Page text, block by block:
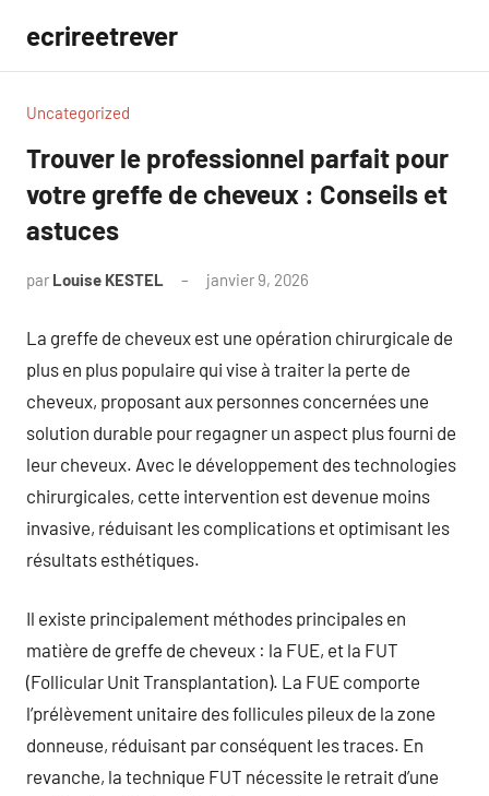
contenu
ecrireetrever
Uncategorized
Trouver le professionnel parfait pour
votre greffe de cheveux : Conseils et
astuces
par Louise KESTEL janvier 9, 2026
La greffe de cheveux est une opération chirurgicale de
plus en plus populaire qui vise à traiter la perte de
cheveux, proposant aux personnes concernées une
solution durable pour regagner un aspect plus fourni de
leur cheveux. Avec le développement des technologies
chirurgicales, cette intervention est devenue moins
invasive, réduisant les complications et optimisant les
résultats esthétiques.
Il existe principalement méthodes principales en
matière de greffe de cheveux : la FUE, et la FUT
(Follicular Unit Transplantation). La FUE comporte
l’prélèvement unitaire des follicules pileux de la zone
donneuse, réduisant par conséquent les traces. En
revanche, la technique FUT nécessite le retrait d’une